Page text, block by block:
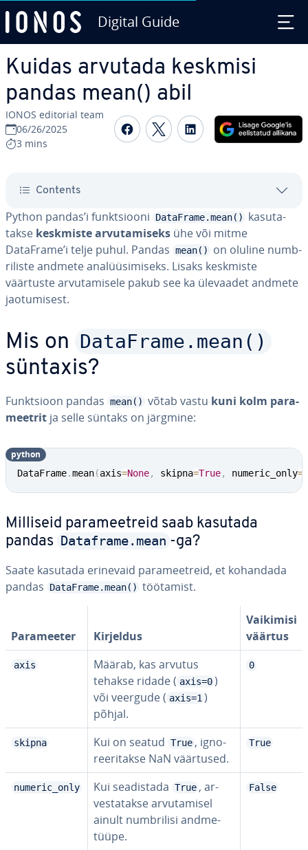
Digital Guide
Kuidas arvutada keskmisi
pandas mean() abil
IONOS editorial team
06/26/2025
3 mins
Share on Facebook
Share on Twitter
Share on
Contents
Python pandas’i funkt­siooni DataFrame.mean()
ka­su­ta­
takse keskmiste ar­vu­ta­miseks ühe või mitme
DataFrame’i telje puhul. Pandas mean()
on oluline numb­
ri­liste andmete ana­lüü­si­miseks. Lisaks keskmiste
väärtuste ar­vu­ta­misele pakub see ka ülevaadet andmete
jao­tu­mi­sest.
Mis on DataFrame.mean()
süntaxis?
Funkt­sioon pandas mean() võtab vastu kuni kolm pa­ra­
meet­rit ja selle süntaks on järgmine:
DataFrame.mean(axis=None, skipna=True, numeric_only=
python
Milliseid pa­ra­meetreid saab kasutada
pandas Dataframe.mean -ga?
Saate kasutada erinevaid pa­ra­meetreid, et kohandada
pandas
DataFrame.mean() töötamist.
Pa­ra­mee­ter Kirjeldus
Vaikimisi
väärtus
axis
Määrab, kas arvutus
tehakse ridade ( axis=0 )
või veergude ( axis=1 )
põhjal.
0
skipna Kui on seatud True , ig­no­
ree­ri­takse NaN väärtused.
True
numeric_only Kui sea­dis­tada True , ar­
ves­ta­takse ar­vu­ta­misel
ainult numb­rilisi and­me­
tüüpe.
False